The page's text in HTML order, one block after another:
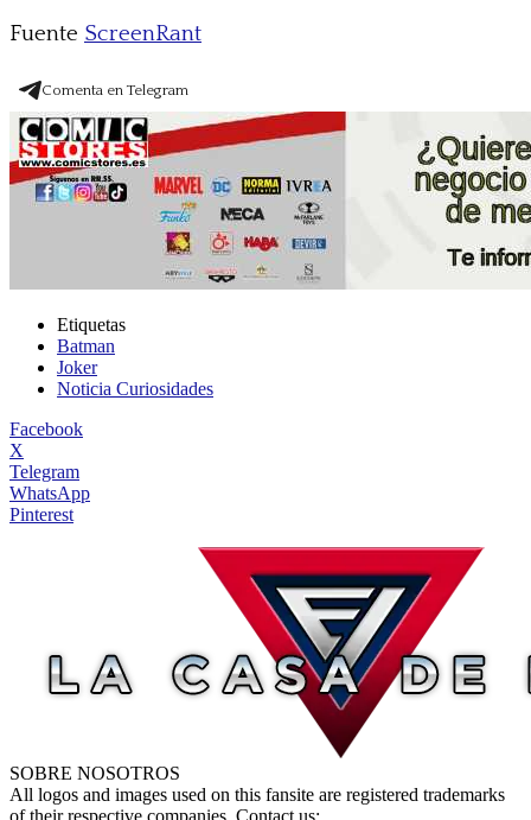
Fuente ScreenRant
Comenta en Telegram
Etiquetas
Batman
Joker
Noticia Curiosidades
Facebook
X
Telegram
WhatsApp
Pinterest
SOBRE NOSOTROS
All logos and images used on this fansite are registered trademarks
of their respective companies. Contact us: